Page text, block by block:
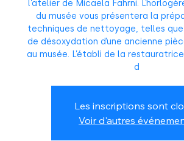
l’atelier de Micaela Fahrni.
du musée vous présentera la
techniques de nettoyage, telles
de désoxydation d’une ancienne
au musée. L’établi de la
d
Les inscriptions sont
Voir d'autres